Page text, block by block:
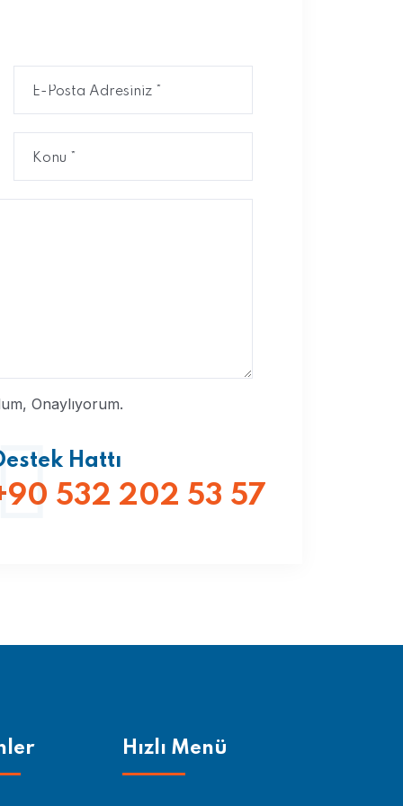
Onaylıyorum.
Hattı
532 202 53 57
Hızlı Menü